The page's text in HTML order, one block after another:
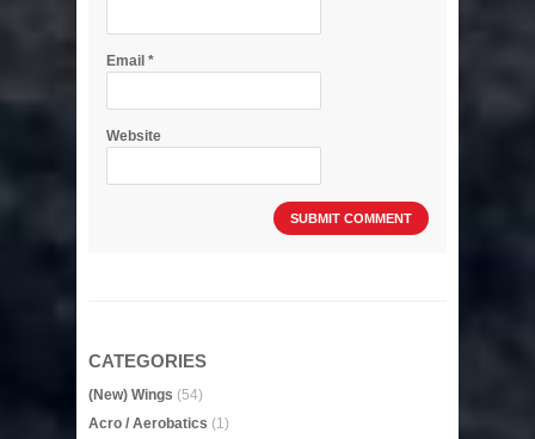
Email *
Website
CATEGORIES
(New) Wings (54)
Acro / Aerobatics (1)